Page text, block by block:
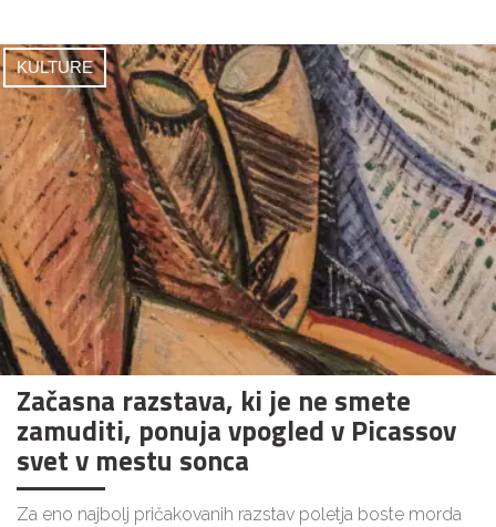
KULTURE
Začasna razstava, ki je ne smete
zamuditi, ponuja vpogled v Picassov
svet v mestu sonca
Za eno najbolj pričakovanih razstav poletja boste morda